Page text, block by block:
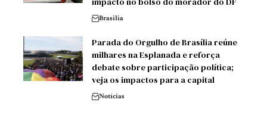
Brasilia
Parada do Orgulho de Brasília reúne
milhares na Esplanada e reforça
debate sobre participação política;
veja os impactos para a capital
Notícias